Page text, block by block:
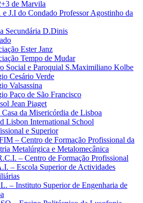
de Marvila
e J.I do Condado Professor Agostinho da
Secundária D.Dinis
Ester Janz
Tempo de Mudar
Social e Paroquial S.Maximiliano Kolbe
Cesário Verde
Valsassina
Paço de São Francisco
Jean Piaget
Casa da Misericórdia de Lisboa
Lisbon International School
e Superior
– Centro de Formação Profissional da
Metalúrgica e Metalomecânica
– Centro de Formação Profissional
– Escola Superior de Actividades
– Instituto Superior de Engenharia de